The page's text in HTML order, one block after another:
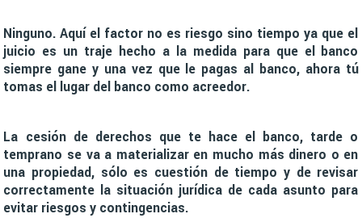
Ninguno. Aquí el factor no es riesgo sino tiempo ya que el
juicio es un traje hecho a la medida para que el banco
siempre gane y una vez que le pagas al banco, ahora tú
tomas el lugar del banco como acreedor.
La cesión de derechos que te hace el banco, tarde o
temprano se va a materializar en mucho más dinero o en
una propiedad, sólo es cuestión de tiempo y de revisar
correctamente la situación jurídica de cada asunto para
evitar riesgos y contingencias.